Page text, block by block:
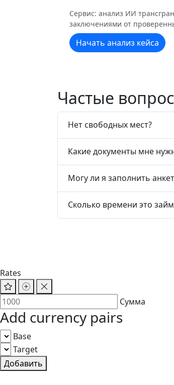
Сервис: анализ ИИ
заключениями от
Начать анализ кейса
Частые
Нет свободных мест?
Какие документы мне
Могу ли я заполнить
Сколько времени это
Rates
Сумма
Add currency pairs
Base
Target
Добавить